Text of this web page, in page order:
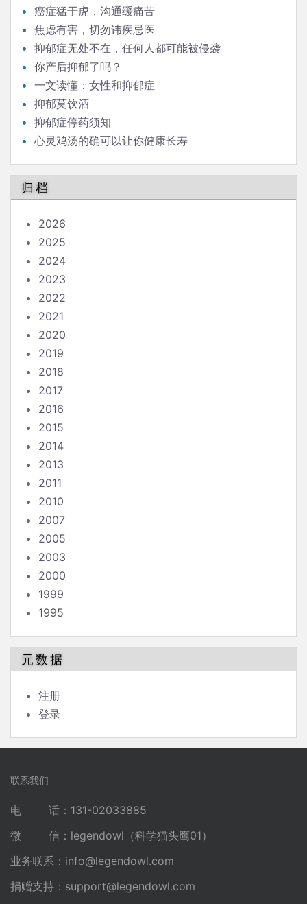
癌症猛于虎，沟通缓痛苦
焦虑有害，切勿讳疾忌医
抑郁症无处不在，任何人都可能被侵袭
你产后抑郁了吗？
一文读懂：女性和抑郁症
抑郁莫饮酒
抑郁症停药须知
心灵鸡汤的确可以让你健康长寿
归档
2026
2025
2024
2023
2022
2021
2020
2019
2018
2017
2016
2015
2014
2013
2011
2010
2007
2005
2003
2000
1999
1995
元数据
注册
登录
联系我们
电 话：131-02033885
微 信：legendowl（科学猫头鹰01）
业务联系： info@legendowl.com
捐赠支持： support@legendowl.com